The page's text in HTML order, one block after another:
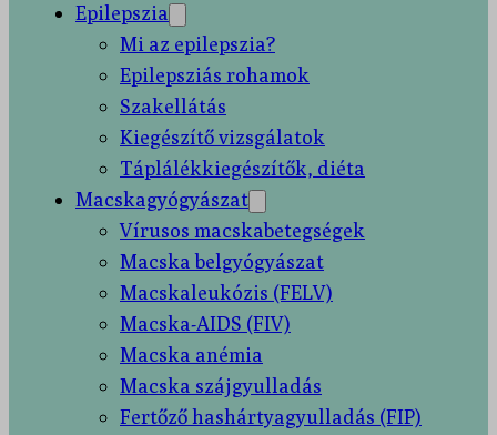
Epilepszia
Mi az epilepszia?
Epilepsziás rohamok
Szakellátás
Kiegészítő vizsgálatok
Táplálékkiegészítők, diéta
Macskagyógyászat
Vírusos macskabetegségek
Macska belgyógyászat
Macskaleukózis (FELV)
Macska-AIDS (FIV)
Macska anémia
Macska szájgyulladás
Fertőző hashártyagyulladás (FIP)